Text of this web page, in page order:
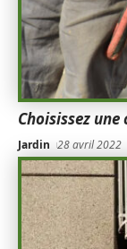
Choisissez
Jardin 28 avril 2022